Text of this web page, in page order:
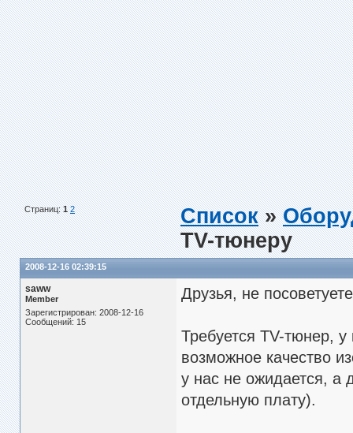
Страниц:1 2 Список»
TV-тюнеру
2008-12-16 02:39:15
saww
Member
Зарегистрирован: 2008-12-16
Сообщений: 15
Друзья, не
Требуется TV-тюнер,
возможное качество
у нас не ожидается, а
отдельную плату).